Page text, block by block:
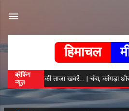
हिमाचल
ब्रेकिंग
न्यूज़हिमाचल की ताजा खबरें... | चंबा, कांगड़ा